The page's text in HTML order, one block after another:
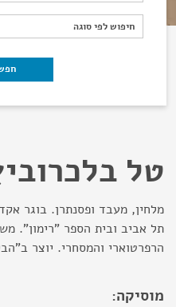
חיפוש לפי סוגה
חיפוש לפי סוגה
טל
מלחין, מעבד ופסנתרן. בוגר
תל אביב ובית הספר "רימון".
הרפרטוארי והמסחרי. יוצר
מוסיקה: